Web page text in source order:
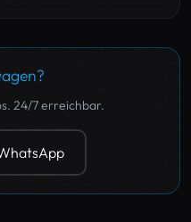
24/7 erreichbar.